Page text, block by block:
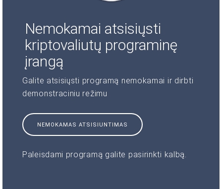
Nemokamai atsisiųsti
kriptovaliutų programinę
įrangą
Galite atsisiųsti programą nemokamai ir dirbti
demonstraciniu režimu
NEMOKAMAS ATSISIUNTIMAS
Paleisdami programą galite pasirinkti kalbą.